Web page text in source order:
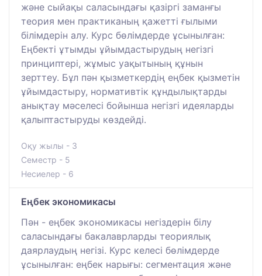
және сыйақы саласындағы қазіргі заманғы
теория мен практиканың қажетті ғылыми
білімдерін алу. Курс бөлімдерде ұсынылған:
Еңбекті ұтымды ұйымдастырудың негізгі
принциптері, жұмыс уақытының құнын
зерттеу. Бұл пән қызметкердің еңбек қызметін
ұйымдастыру, нормативтік құндылықтарды
анықтау мәселесі бойынша негізгі идеяларды
қалыптастыруды көздейді.
Оқу жылы - 3
Семестр - 5
Несиелер - 6
Еңбек экономикасы
Пән - еңбек экономикасы негіздерін білу
саласындағы бакалаврларды теориялық
даярлаудың негізі. Курс келесі бөлімдерде
ұсынылған: еңбек нарығы: сегментация және